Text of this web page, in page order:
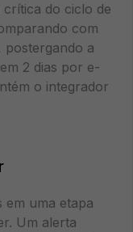
do ciclo de
com
postergando a
2 dias por e-
o integrador
em uma etapa
Um alerta